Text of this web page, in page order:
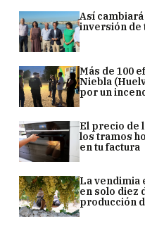
Así
inversión de
Más de 100
Niebla
por un
El precio de
los tramos
en tu factura
La vendimia
en solo diez
producción